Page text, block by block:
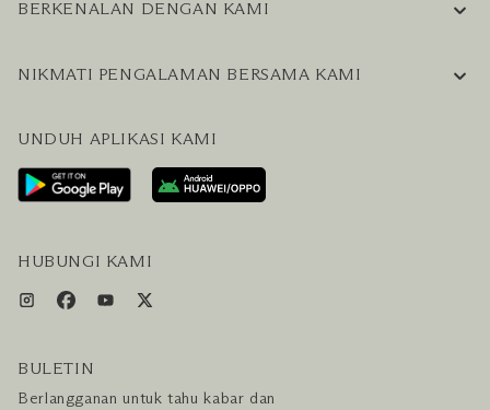
BERKENALAN DENGAN KAMI
KARIER
HUBUNGI KAMI
NIKMATI PENGALAMAN BERSAMA KAMI
RENCANAKAN KUNJUNGAN ANDA
LAYANAN PENGUNJUNG & FASILITAS
PAKET LENGKAP HOTEL DAN PENERBANGAN
UNDUH APLIKASI KAMI
HUBUNGI KAMI
BULETIN
Berlangganan untuk tahu kabar dan